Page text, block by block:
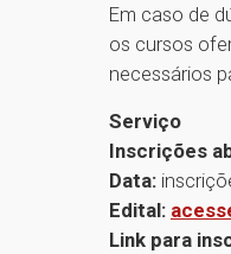
Em caso de
os cursos
necessários
Serviço
Inscrições
Data:
Edital:
Link para